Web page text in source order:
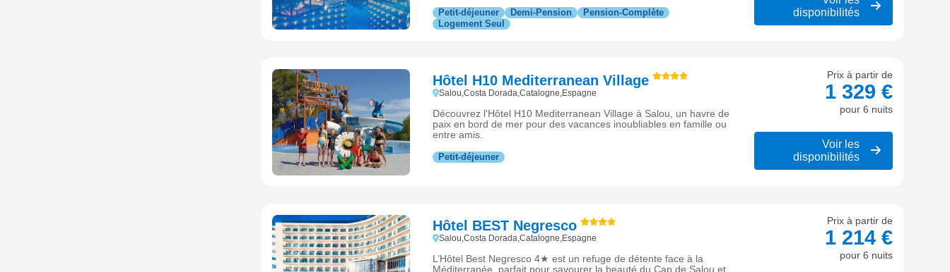
Petit-déjeuner Demi-Pension
Pension-Complète
Logement Seul
disponibilités
Hôtel H10 Mediterranean Village
Salou,Costa Dorada,Catalogne,Espagne
Découvrez l'Hôtel H10 Mediterranean Village à Salou, un havre de
paix en bord de mer pour des vacances inoubliables en famille ou
entre amis.
Petit-déjeuner
Prix à partir de
1 329 €
pour 6 nuits
Voir les
disponibilités
Hôtel BEST Negresco
Salou,Costa Dorada,Catalogne,Espagne
L’Hôtel Best Negresco 4★ est un refuge de détente face à la
Méditerranée, parfait pour savourer la beauté du Cap de Salou et
Prix à partir de
1 214 €
pour 6 nuits